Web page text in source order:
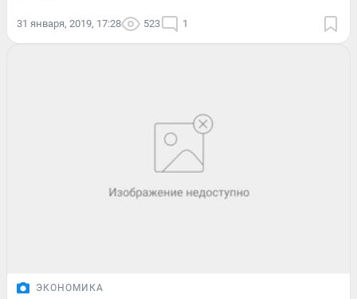
31 января, 2019, 17:28 523 1
ЭКОНОМИКА